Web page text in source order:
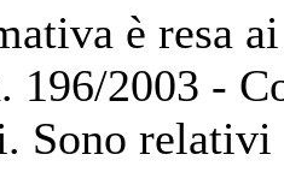
è resa
196/2003 -
Sono